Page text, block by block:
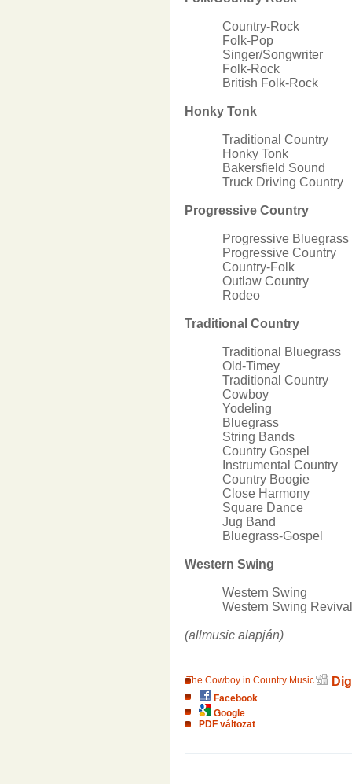
Country-Rock
Folk-Pop
Singer/Songwriter
Folk-Rock
British Folk-Rock
Honky Tonk
Traditional Country
Honky Tonk
Bakersfield Sound
Truck Driving Country
Progressive Country
Progressive Bluegrass
Progressive Country
Country-Folk
Outlaw Country
Rodeo
Traditional Country
Traditional Bluegrass
Old-Timey
Traditional Country
Cowboy
Yodeling
Bluegrass
String Bands
Country Gospel
Instrumental Country
Country Boogie
Close Harmony
Square Dance
Jug Band
Bluegrass-Gospel
Western Swing
Western Swing
Western Swing Revival
(allmusic alapján)
The Cowboy in Country Music
Facebook
Google
PDF változat